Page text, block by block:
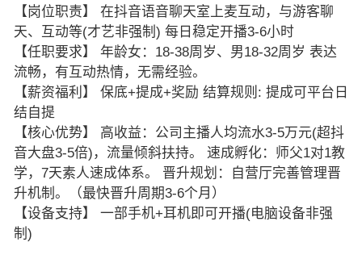
【岗位职责】 在抖音语音聊天室上麦互动，与游客聊
天、互动等(才艺非强制) 每日稳定开播3-6小时
【任职要求】 年龄女：18-38周岁、男18-32周岁 表达
流畅，有互动热情，无需经验。
【薪资福利】 保底+提成+奖励 结算规则: 提成可平台日
结自提
【核心优势】 高收益：公司主播人均流水3-5万元(超抖
音大盘3-5倍)，流量倾斜扶持。 速成孵化：师父1对1教
学，7天素人速成体系。 晋升规划：自营厅完善管理晋
升机制。（最快晋升周期3-6个月）
【设备支持】 一部手机+耳机即可开播(电脑设备非强
制)